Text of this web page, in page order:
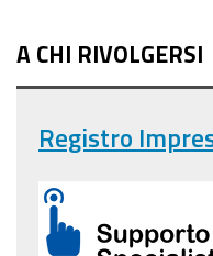
A CHI RIVOLGERSI
Registro